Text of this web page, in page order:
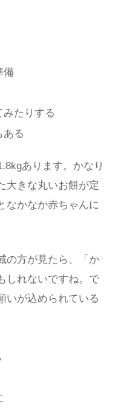
備
たりする
ある
あります。かなり
大きな丸いお餅が定
なかなか赤ちゃんに
の方が見たら、「か
しれないですね。で
いが込められている